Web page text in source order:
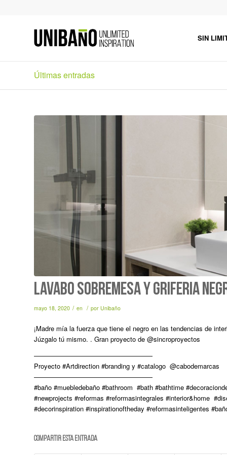
SIN
Últimas entradas
LAVABO SOBREMESA Y GRIFERÍA
mayo 18, 2020 / en / por Unibaño
¡Madre mía la fuerza que tiene el negro en las tendencias de
Júzgalo tú mismo. . Gran proyecto de @sincroproyectos
——————————————————
Proyecto #Artdirection #branding y #catalogo @cabodemarcas
——————————————————
#baño #muebledebaño #bathroom #bath #bathtime
#newprojects #reformas #reformasintegrales #interior&home
#decorinspiration #inspirationoftheday #reformasinteligentes
Compartir esta entrada